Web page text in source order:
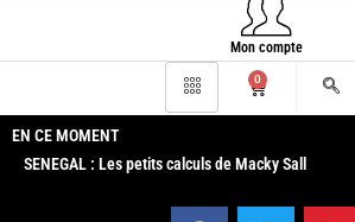
Mon compte
0
EN CE MOMENT
SENEGAL : Les petits calculs de Macky Sall